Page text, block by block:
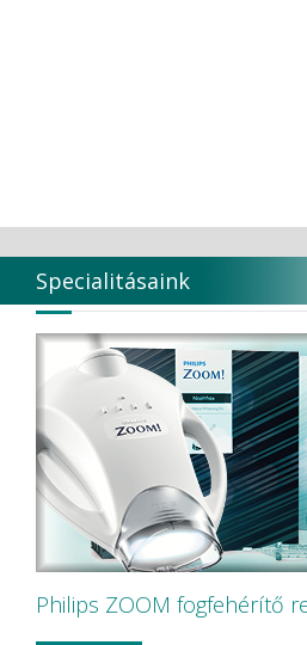
Specialitásaink
Philips ZOOM fogfehérítő